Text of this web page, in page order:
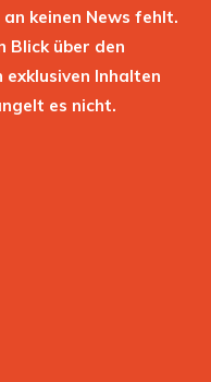
keinen News fehlt.
Blick über den
Inhalten
es nicht.